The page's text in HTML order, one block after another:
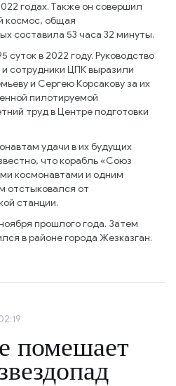
годах. Также он совершил
космос, общая
составила 53 часа 32 минуты.
суток в 2022 году. Руководство
сотрудники ЦПК выразили
и Сергею Корсакову за их
пилотируемой
труд в Центре подготовки
удачи в их будущих
что корабль «Союз
космонавтами и одним
отстыковался от
станции.
прошлого года. Затем
в районе города Жезказган.
помешает